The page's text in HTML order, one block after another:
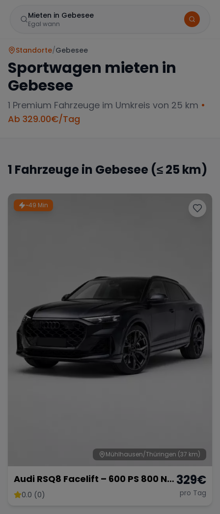
Mieten in Gebesee
Egal wann
Jaguar
Tesla Chevrolet
Range Rover Corvette
Standorte/Gebesee
Sportwagen mieten in
Gebesee
1 Premium Fahrzeuge im Umkreis von 25 km •
Ab 329.00€/Tag
1 Fahrzeuge in Gebesee (≤ 25 km)
~49 Min
Mühlhausen/Thüringen (37 km)
Audi RSQ8 Facelift – 600 PS 800 NM
- SUV
0.0 (0)
329€
pro Tag